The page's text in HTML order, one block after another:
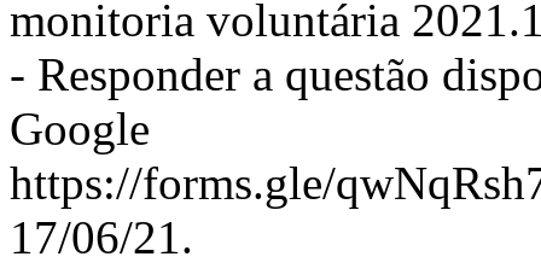
monitoria voluntária
- Responder a questão
Google
https://forms.gle/
17/06/21.